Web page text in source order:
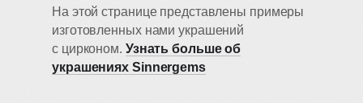
На этой странице представлены примеры
изготовленных нами украшений
с цирконом. Узнать больше об
украшениях Sinnergems